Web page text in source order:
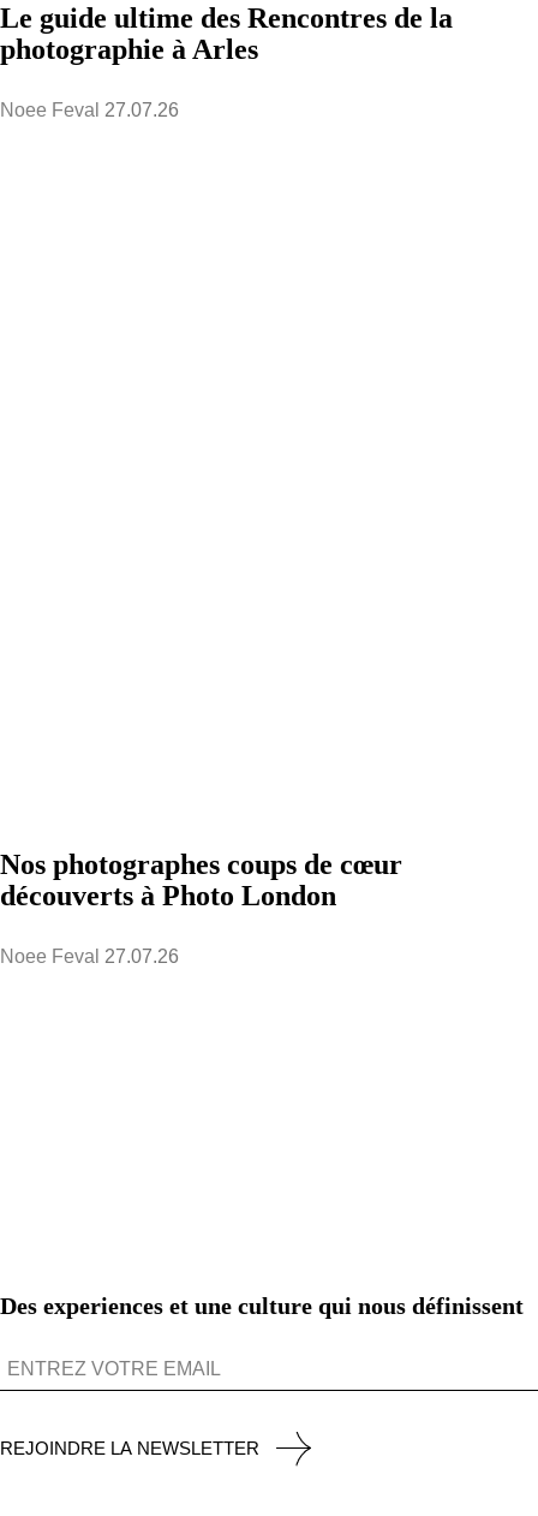
Le guide ultime des Rencontres de la
photographie à Arles
Noee Feval 27.07.26
Nos photographes coups de cœur
découverts à Photo London
Noee Feval 27.07.26
Des experiences et une culture qui nous définissent
REJOINDRE LA NEWSLETTER